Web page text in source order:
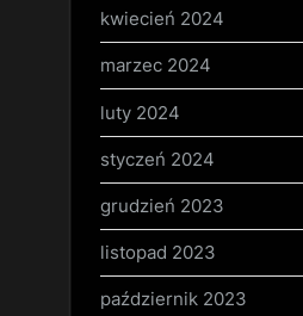
kwiecień 2024
marzec 2024
luty 2024
styczeń 2024
grudzień 2023
listopad 2023
październik 2023